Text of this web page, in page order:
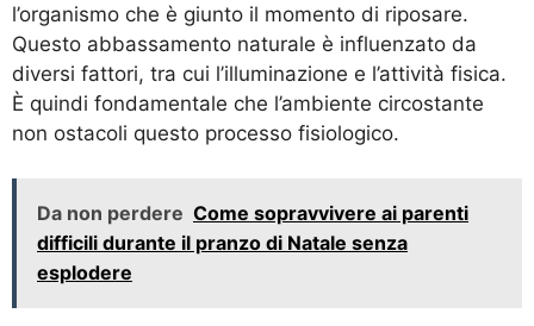
l’organismo che è giunto il momento di riposare.
Questo abbassamento naturale è influenzato da
diversi fattori, tra cui l’illuminazione e l’attività fisica.
È quindi fondamentale che l’ambiente circostante
non ostacoli questo processo fisiologico.
Da non perdere Come sopravvivere ai parenti
difficili durante il pranzo di Natale senza
esplodere